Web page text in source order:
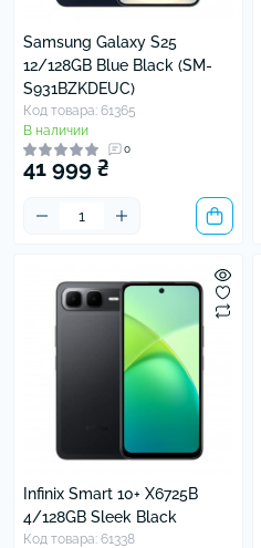
Samsung Galaxy S25
12/128GB Blue Black (SM-
S931BZKDEUC)
Код товара: 61365
В наличии
0
41 999 ₴
Infinix Smart 10+ X6725B
4/128GB Sleek Black
Код товара: 61338